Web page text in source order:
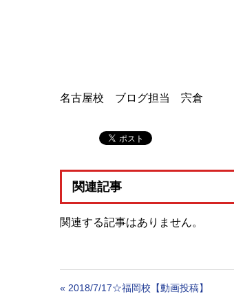
名古屋校 ブログ担当 宍倉
関連記事
関連する記事はありません。
« 2018/7/17☆福岡校【動画投稿】